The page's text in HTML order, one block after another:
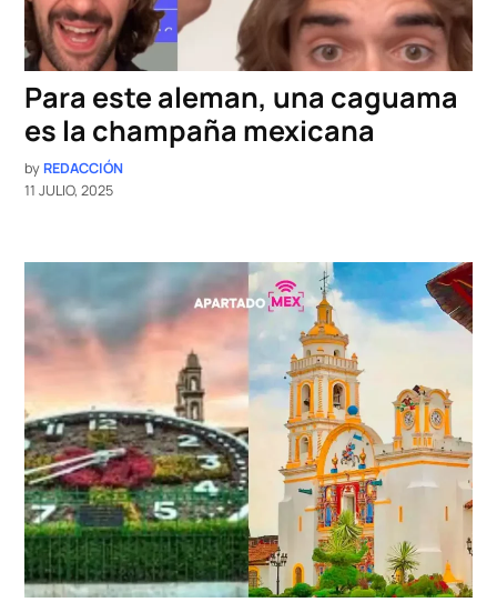
Para este aleman, una caguama
es la champaña mexicana
by REDACCIÓN
11 JULIO, 2025